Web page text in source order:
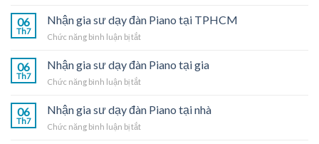
dạy
đàn
tại
06
Th7
Nhận gia sư dạy đàn Piano tại TPHCM
Chức năng bình luận bị tắtở
gia
sư
dạy
Piano
TPHCM
06
Th7
Nhận gia sư dạy đàn Piano tại gia
Chức năng bình luận bị tắtở
gia
sư
dạy
06
Th7
Nhận gia sư dạy đàn Piano tại nhà
Chức năng bình luận bị tắtở